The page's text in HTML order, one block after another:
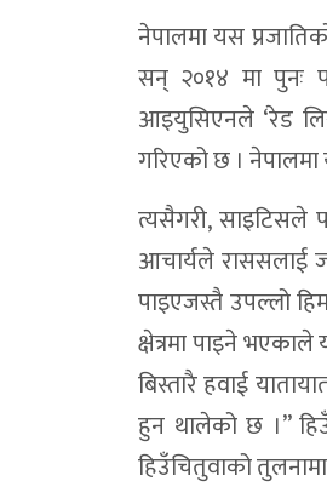
नेपालमा यस
सन् २०१४ मा पुनः
आइयुसिएनले ‘रेड
गरिएको छ । नेपालमा
त्यसैगरी, साइटिसले
आचार्यले राससलाई
पाइएजस्तै उपल्लो
क्षेत्रमा पाइने
बिस्तारै हवाई
हुन थालेको छ ।”
हिउँचितुवाको